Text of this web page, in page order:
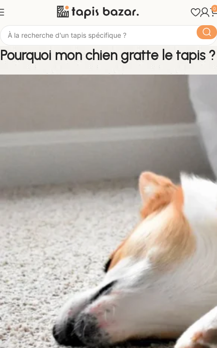
0
Pourquoi mon chien gratte le tapis ?